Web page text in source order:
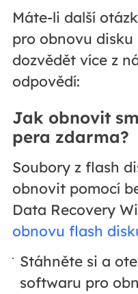
Máte-li další
pro obnovu disku
dozvědět více z
odpovědí:
Jak obnovit
pera zdarma?
Soubory z flash
obnovit pomocí
Data Recovery
obnovu flash
Stáhněte si a
softwaru pro